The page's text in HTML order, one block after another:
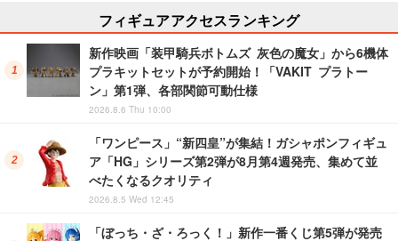
フィギュアアクセスランキング
新作映画「装甲騎兵ボトムズ 灰色の魔女」から6機体
プラキットセットが予約開始！「VAKIT プラトー
ン」第1弾、各部関節可動仕様
2026.8.6 Thu 10:00
「ワンピース」“新四皇”が集結！ガシャポンフィギュ
ア「HG」シリーズ第2弾が8月第4週発売、集めて並
べたくなるクオリティ
2026.8.5 Wed 12:45
「ぼっち・ざ・ろっく！」新作一番くじ第5弾が発売